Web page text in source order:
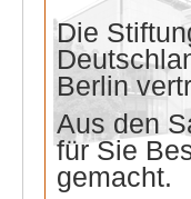
Die
Berlin
Aus den
für Sie
gemacht.